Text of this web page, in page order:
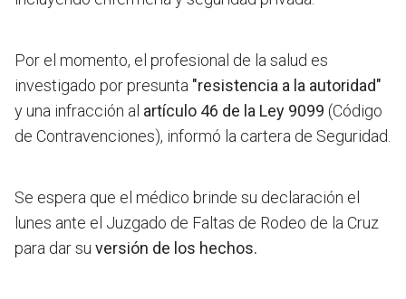
Por el momento, el profesional de la salud es
investigado por presunta "resistencia a la autoridad"
y una infracción al artículo 46 de la Ley 9099 (Código
de Contravenciones), informó la cartera de Seguridad.
Se espera que el médico brinde su declaración el
lunes ante el Juzgado de Faltas de Rodeo de la Cruz
para dar su versión de los hechos.